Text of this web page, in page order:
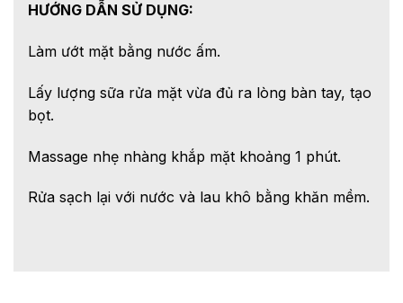
HƯỚNG DẪN SỬ DỤNG:
Làm ướt mặt bằng nước ấm.
Lấy lượng sữa rửa mặt vừa đủ ra lòng bàn tay, tạo
bọt.
Massage nhẹ nhàng khắp mặt khoảng 1 phút.
Rửa sạch lại với nước và lau khô bằng khăn mềm.